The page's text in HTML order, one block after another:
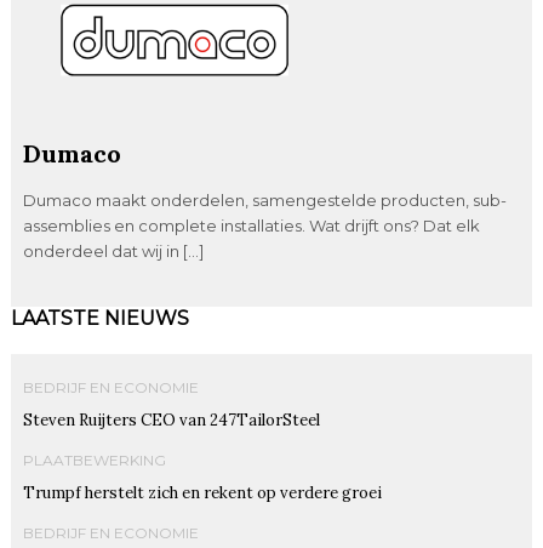
Dumaco
Dumaco maakt onderdelen, samengestelde producten, sub-
assemblies en complete installaties. Wat drijft ons? Dat elk
onderdeel dat wij in […]
LAATSTE NIEUWS
BEDRIJF EN ECONOMIE
Steven Ruijters CEO van 247TailorSteel
PLAATBEWERKING
Trumpf herstelt zich en rekent op verdere groei
BEDRIJF EN ECONOMIE